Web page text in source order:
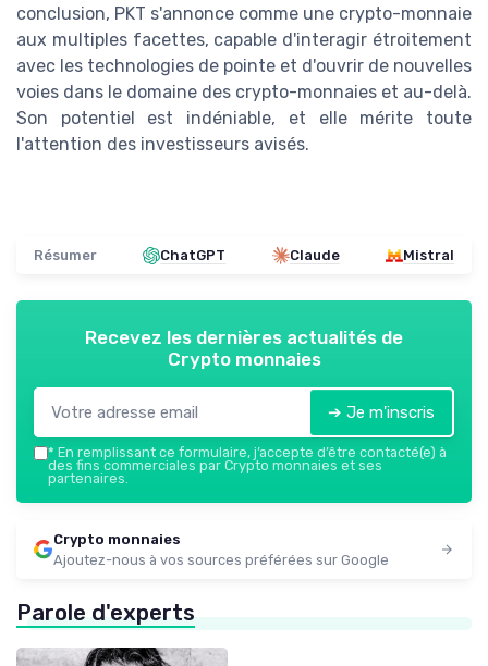
conclusion, PKT s'annonce comme une crypto-monnaie
aux multiples facettes, capable d'interagir étroitement
avec les technologies de pointe et d'ouvrir de nouvelles
voies dans le domaine des crypto-monnaies et au-delà.
Son potentiel est indéniable, et elle mérite toute
l'attention des investisseurs avisés.
Résumer ChatGPT Claude Mistral
Recevez les dernières actualités de
Crypto monnaies
➔ Je m'inscris
* En remplissant ce formulaire, j’accepte d’être contacté(e) à
des fins commerciales par Crypto monnaies et ses
partenaires.
Crypto monnaies
Ajoutez-nous à vos sources préférées sur Google
Parole d'experts